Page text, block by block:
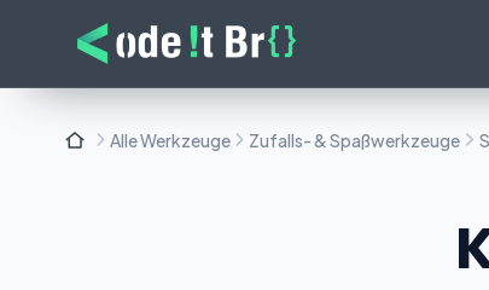
Alle Werkzeuge Zufalls- & Spaßwerkzeuge